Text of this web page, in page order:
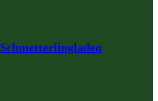
Schmetterlingladen